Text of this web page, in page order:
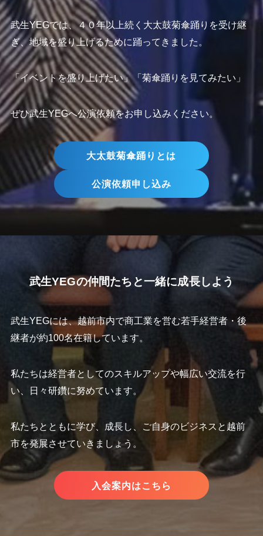
武生YEGでは、４０年以上続く大太鼓菊傘踊りを受け継
ぎ、地域を盛り上げるために踊ってきました。
「イベントを盛り上げたい」「菊傘踊りを見てみたい」
ぜひ武生YEGへ公演依頼をお申し込みください。
大太鼓菊傘踊りとは
公演依頼申し込み
武生YEGの仲間たちと一緒に成長しよう
武生YEGには、越前市内で商工業を営む若手経営者・後
継者が約100名在籍しています。
私たちは経営者としてのスキルアップや幅広い交流を行
い、日々研鑽に努めています。
私たちとともに学び、成長し、ご自身のビジネスと越前
市を発展させていきましょう。
入会案内はこちら